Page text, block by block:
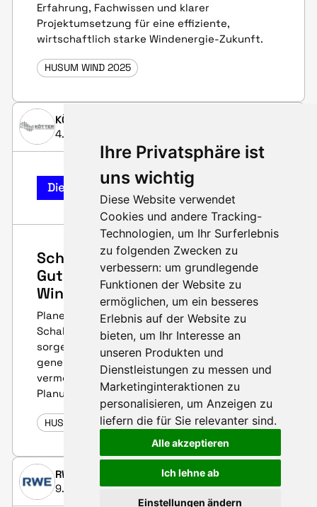
Ihre Privatsphäre ist
uns wichtig
Diese Website verwendet
Cookies und andere Tracking-
Technologien, um Ihr Surferlebnis
zu folgenden Zwecken zu
verbessern: um grundlegende
Funktionen der Website zu
ermöglichen, um ein besseres
Erlebnis auf der Website zu
bieten, um Ihr Interesse an
unseren Produkten und
Dienstleistungen zu messen und
Marketinginteraktionen zu
personalisieren, um Anzeigen zu
liefern die für Sie relevanter sind.
Alle akzeptieren
Ich lehne ab
Einstellungen ändern
Erfahrung, Fachwissen und klarer
Projektumsetzung für eine effiziente,
wirtschaftlich starke Windenergie-Zukunft.
HUSUM WIND 2025
KÖTTER Consulting Engineers GmbH
4. Juli 2025
Dienstleistungs-Highlight
Schallimmissionsprognosen und
Gutachten für
Windenergieanlagen
Planen Sie ein Windenergieprojekt? Unsere
Schallimmissionsprognosen und Gutachten
sorgen dafür, dass Ihr Vorhaben reibungslos
genehmigt wird und Sie böse Überraschungen
vermeiden. Jetzt erfahren, wie Sie mit uns
Planungssicherheit gewinnen!
HUSUM WIND 2025
RWE
9. September 2025